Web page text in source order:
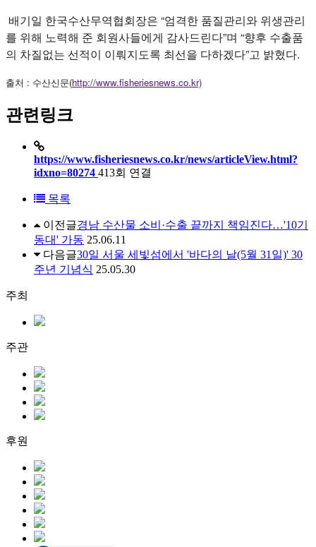
배기일 한국수산무역협회장은 “엄격한 품질관리와 위생관리
를 위해 노력해 준 회원사들에게 감사드린다”며 “향후 수출품
의 차질없는 선적이 이뤄지도록 최선을 다하겠다”고 밝혔다.
출처 : 수산신문(http://www.fisheriesnews.co.kr)
관련링크
https://www.fisheriesnews.co.kr/news/articleView.html?
idxno=80274 413회 연결
목록
이전글경남 수산물 소비·수출 끝까지 책임진다…'10기
동대' 가동 25.06.11
다음글30일 서울 세빛섬에서 '바다의 날(5월 31일)' 30
주년 기념식 25.05.30
주최
주관
후원